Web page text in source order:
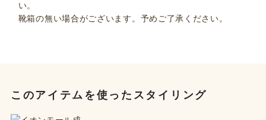
い。
靴箱の無い場合がございます。予めご了承ください。
このアイテムを使ったスタイリング